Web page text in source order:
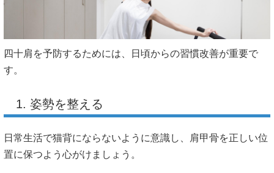
四十肩を予防するためには、日頃からの習慣改善が重要で
す。
1. 姿勢を整える
日常生活で猫背にならないように意識し、肩甲骨を正しい位
置に保つよう心がけましょう。